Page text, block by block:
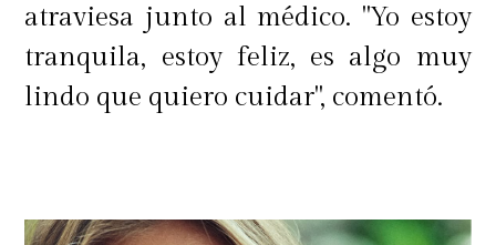
atraviesa junto al médico. "Yo estoy
tranquila, estoy feliz, es algo muy
lindo que quiero cuidar", comentó.